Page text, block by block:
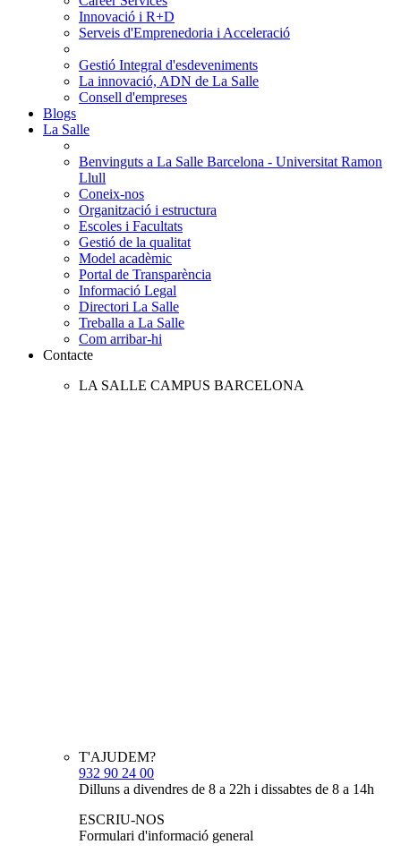
Innovació i R+D
Serveis d'Emprenedoria i Acceleració
Gestió Integral d'esdeveniments
La innovació, ADN de La Salle
Consell d'empreses
Blogs
La Salle
Benvinguts a La Salle Barcelona - Universitat Ramon
Llull
Coneix-nos
Organització i estructura
Escoles i Facultats
Gestió de la qualitat
Model acadèmic
Portal de Transparència
Informació Legal
Directori La Salle
Treballa a La Salle
Com arribar-hi
Contacte
LA SALLE CAMPUS BARCELONA
T'AJUDEM?
932 90 24 00
Dilluns a divendres de 8 a 22h i dissabtes de 8 a 14h
ESCRIU-NOS
Formulari d'informació general